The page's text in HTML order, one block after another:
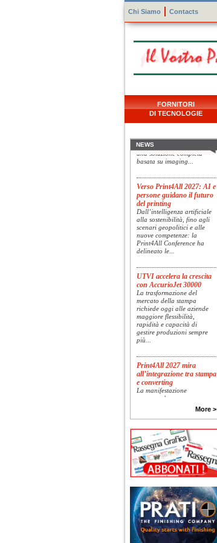
Chi Siamo Contacts
FORNITORI
DI TECNOLOGIE
NEWS
Konica Minolta presenta
Specim RETEX
presenta Specim RETEX,
una soluzione completa
basata su imaging...
Verso Print4All 2027: AI e
persone guidano il futuro
del printing
Dall’intelligenza artificiale
alla sostenibilità, fino agli
scenari geopolitici e alle
nuove competenze: la
Print4All Conference ha
delineato le...
UTVI accelera la crescita
con AccurioJet 30000
La trasformazione del
mercato della stampa
richiede oggi alle aziende
maggiore flessibilità,
rapidità e capacità di
gestire produzioni sempre
più...
Print4All 2027 mira
all’integrazione tra stampa
e converting
La manifestazione
racconterà stampa e
package printing alle
applicazioni industriali, fino
alla visual communication.
Una...
Platinum Technologies
presenta SIGNATURE
Flatbed
Dopo anni di ricerca,
sviluppo e analisi
approfondita delle reali
esigenze produttive del
mercato, Platinum
Technologies, centro
europeo di ricerca e...
More >